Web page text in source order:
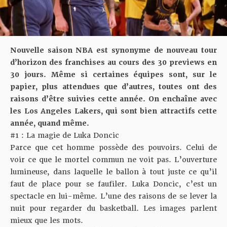
Nouvelle saison NBA est synonyme de nouveau tour
d’horizon des franchises au cours des 30 previews en
30 jours. Même si certaines équipes sont, sur le
papier, plus attendues que d’autres, toutes ont des
raisons d’être suivies cette année. On enchaîne avec
les Los Angeles Lakers, qui sont bien attractifs cette
année, quand même.
#1 : La magie de Luka Doncic
Parce que cet homme possède des pouvoirs. Celui de
voir ce que le mortel commun ne voit pas. L’ouverture
lumineuse, dans laquelle le ballon à tout juste ce qu’il
faut de place pour se faufiler. Luka Doncic, c’est un
spectacle en lui-même. L’une des raisons de se lever la
nuit pour regarder du basketball. Les images parlent
mieux que les mots.